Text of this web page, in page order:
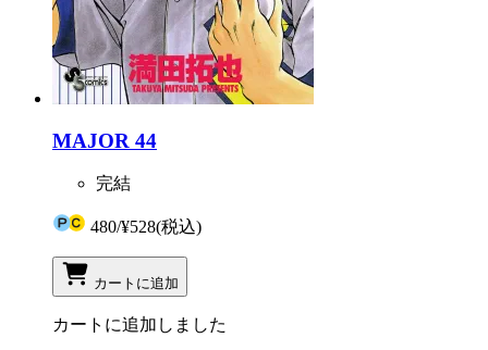
MAJOR 44
完結
480/¥528(税込)
カートに追加
カートに追加しました